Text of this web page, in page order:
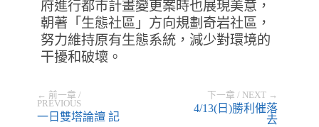
府進行都市計畫變更案時也展現美意，
朝著「生態社區」方向規劃奇岩社區，
努力維持原有生態系統，減少對環境的
干擾和破壞。
← 前一章 /
PREVIOUS
一日雙塔論譠 記
下一章 / NEXT →
4/13(日)勝利催落
去